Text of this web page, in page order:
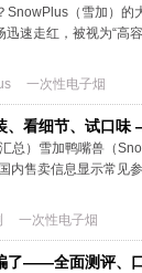
SnowPlus（雪加）
速走红，被视为“
一次性电子烟
、看细节、试口
总）雪加鸭嘴兽（
内售卖信息显示常
一次性电子烟
了——全面测评、